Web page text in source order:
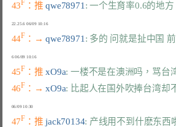
43F ：推 qwe78971 : 一个生育率0.6的地
22.25.6 06/09 10:16
44F ：→ qwe78971 : 多的 问就是扯中国
6 06/09 10:16
45F ：推 xO9a: 一楼不是在澳洲吗，骂台
46F ：→ xO9a: 比起人在国外吹捧台湾却
47F ：推 jack70134: 产线用不到什麽东西